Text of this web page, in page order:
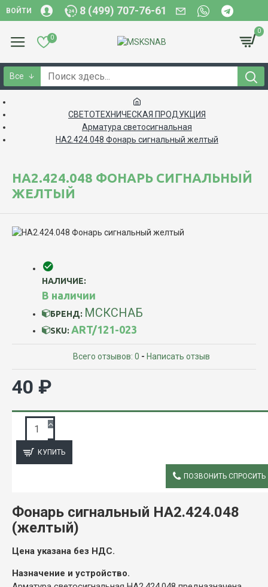
ВОЙТИ 8 (499) 707-76-61
0
0
Все
СВЕТОТЕХНИЧЕСКАЯ ПРОДУКЦИЯ
Арматура светосигнальная
НА2.424.048 Фонарь сигнальный желтый
НА2.424.048 ФОНАРЬ СИГНАЛЬНЫЙ
ЖЕЛТЫЙ
НАЛИЧИЕ:
В наличии
БРЕНД: МСКСНАБ
SKU: ART/121-023
Всего отзывов: 0 - Написать отзыв
40 ₽
КУПИТЬ
ПОЗВОНИТЬ СПРОСИТЬ
Фонарь сигнальный НА2.424.048
(желтый)
Цена указана без НДС.
Назначение и устройство.